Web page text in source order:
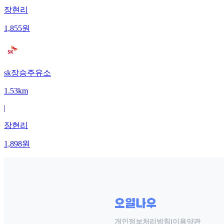
장현리
1,855원
sk장승주유소
1.53km
|
장현리
1,898원
개인정보처리방침 |이용약관